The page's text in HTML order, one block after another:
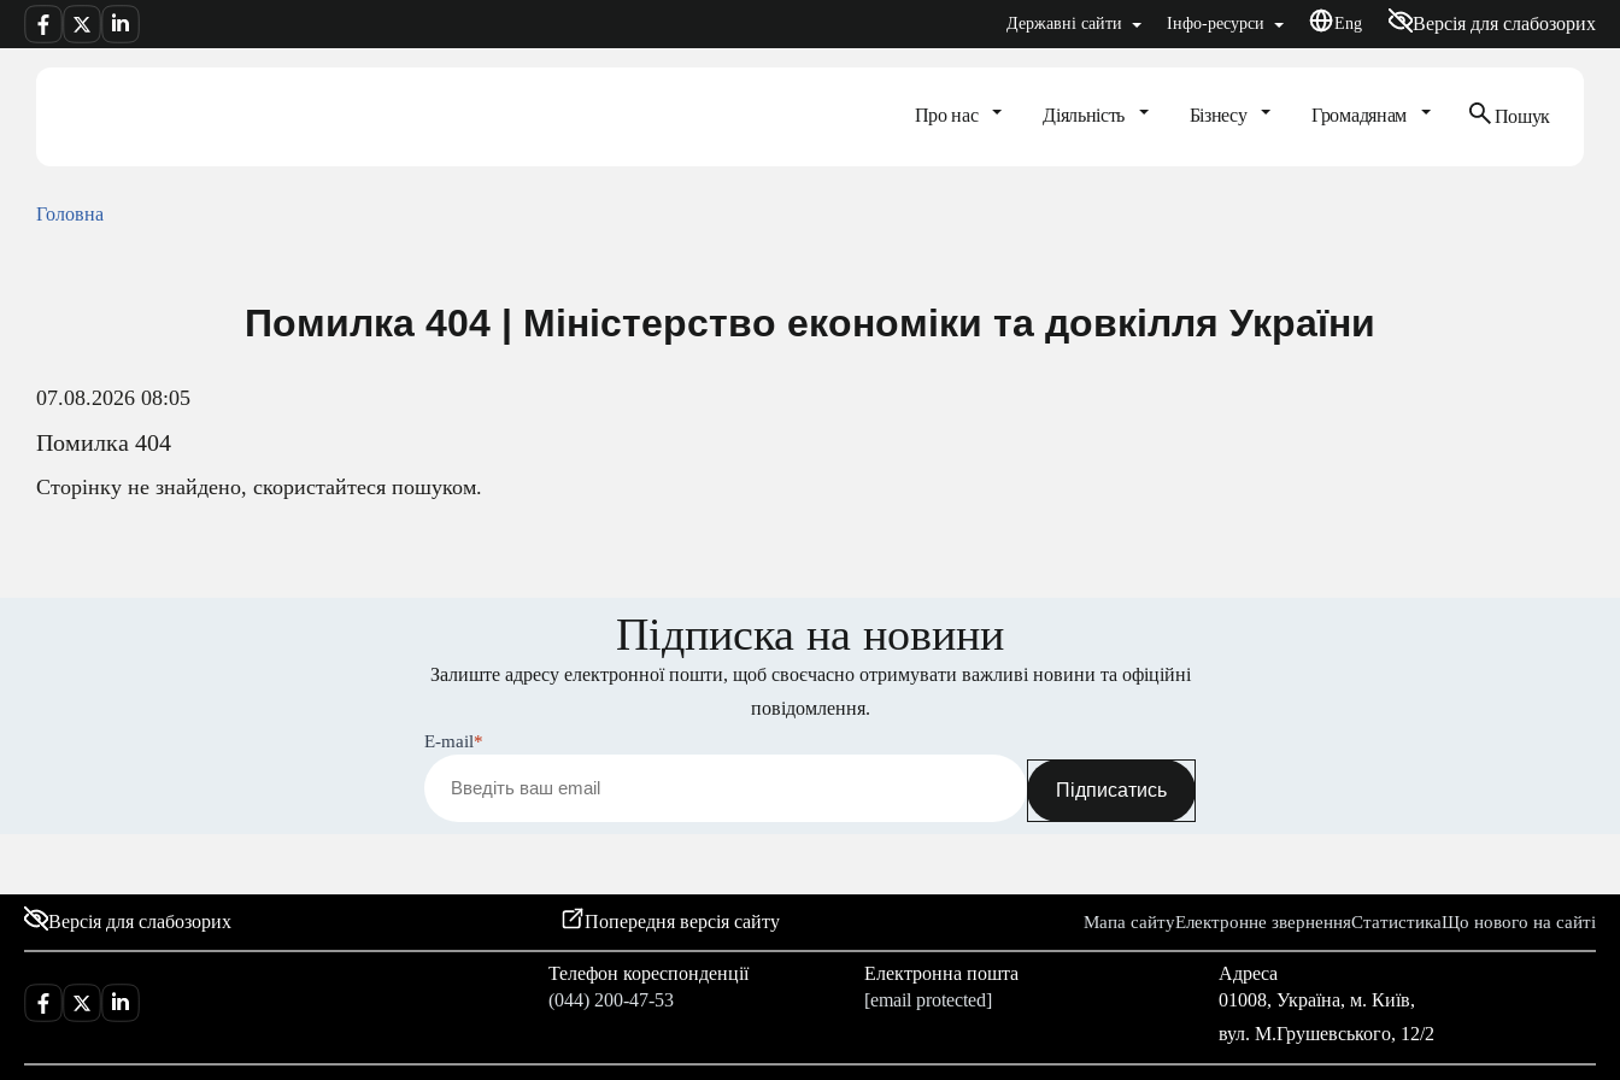
Державні сайти Інфо-ресурси Eng Версія для слабозорих
Діяльність Бізнесу Громадянам Пошук
Головна
Помилка 404 | Міністерство економіки та довкілля України
07.08.2026 08:05
Помилка 404
Сторінку не знайдено, скористайтеся пошуком.
Підписка на новини
Залиште адресу електронної пошти, щоб своєчасно отримувати
важливі новини та офіційні повідомлення.
E-mail
Підписатись
Версія для слабозорих Попередня версія сайту Електронне зверненняСтатистикаЩо нового на сайті
Телефон кореспонденції
(044) 200-47-53
Електронна пошта
meconomy@me.gov.ua
Адреса
01008, Україна, м. Київ,
вул. М.Грушевського, 12/2